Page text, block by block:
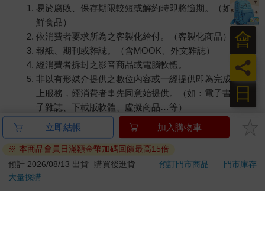
易於腐敗、保存期限較短或解約時即將逾期。（如：生
鮮食品）
依消費者要求所為之客製化給付。（客製化商品）
報紙、期刊或雜誌。（含MOOK、外文雜誌）
經消費者拆封之影音商品或電腦軟體。
非以有形媒介提供之數位內容或一經提供即為完成之線
上服務，經消費者事先同意始提供。（如：電子書、電
子雜誌、下載版軟體、虛擬商品…等）
已拆封之個人衛生用品。（如：內衣褲、刮鬍刀、除毛
刀…等）
若非上列種類商品，均享有到貨7天的猶豫期（含例假
日）。
辦理退換貨時，商品（組合商品恕無法接受單獨退貨）必須
是您收到商品時的原始狀態（包含商品本體、配件、贈品、
立即結帳 加入購物車
※ 本商品會員日滿額金幣加碼回饋最高15倍
預計 2026/08/13 出貨
購買後進貨 預訂門市商品
門市庫存
大量採購
日
員
會